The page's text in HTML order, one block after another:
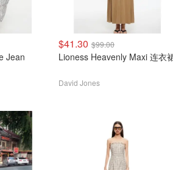
$41.30 $99.00
Lioness Heavenly Maxi 连衣
David Jones